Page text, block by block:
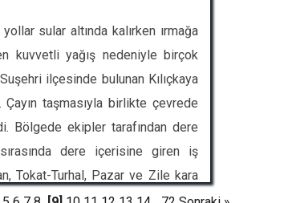
sular altında kalırken ırmağa
kuvvetli yağış nedeniyle birçok
ilçesinde bulunan Kılıçkaya
Çayın taşmasıyla birlikte çevrede
Bölgede ekipler tarafından dere
sırasında dere içerisine giren iş
Tokat-Turhal, Pazar ve Zile kara
yolların ulaşıma kapanma